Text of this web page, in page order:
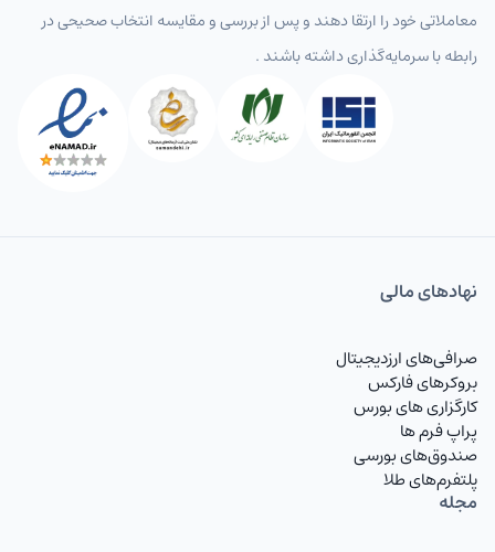
معاملاتی خود را ارتقا دهند و پس از بررسی و مقایسه انتخاب‌ صحیحی در
رابطه با سرمایه‌گذاری داشته باشند .
نهاد‌های مالی
صرافی‌های ارزدیجیتال
بروکرهای فارکس
کارگزاری های بورس
پراپ فرم ها
صندوق‌های بورسی
پلتفرم‌های طلا
مجله